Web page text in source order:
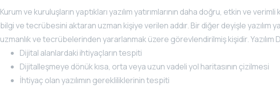
Kurum ve kuruluşların yaptıkları yazılım yatırımlarının daha doğru, etkin ve verimli
bilgi ve tecrübesini aktaran uzman kişiye verilen addır. Bir diğer deyişle yazılım
uzmanlık ve tecrübelerinden yararlanmak üzere görevlendirilmiş kişidir. Yazılım
Dijital alanlardaki ihtiyaçların tespiti
Dijitalleşmeye dönük kısa, orta veya uzun vadeli yol haritasının çizilmesi
İhtiyaç olan yazılımın gerekliliklerinin tespiti